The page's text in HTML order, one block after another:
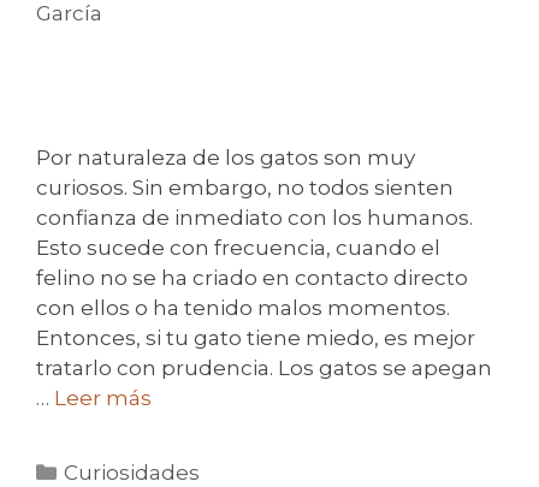
García
Por naturaleza de los gatos son muy
curiosos. Sin embargo, no todos sienten
confianza de inmediato con los humanos.
Esto sucede con frecuencia, cuando el
felino no se ha criado en contacto directo
con ellos o ha tenido malos momentos.
Entonces, si tu gato tiene miedo, es mejor
tratarlo con prudencia. Los gatos se apegan
… Leer más
Categorías
Curiosidades